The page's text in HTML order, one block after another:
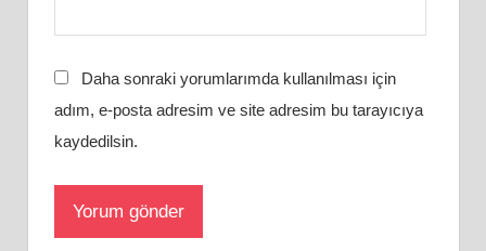
Daha sonraki yorumlarımda kullanılması için
adım, e-posta adresim ve site adresim bu tarayıcıya
kaydedilsin.